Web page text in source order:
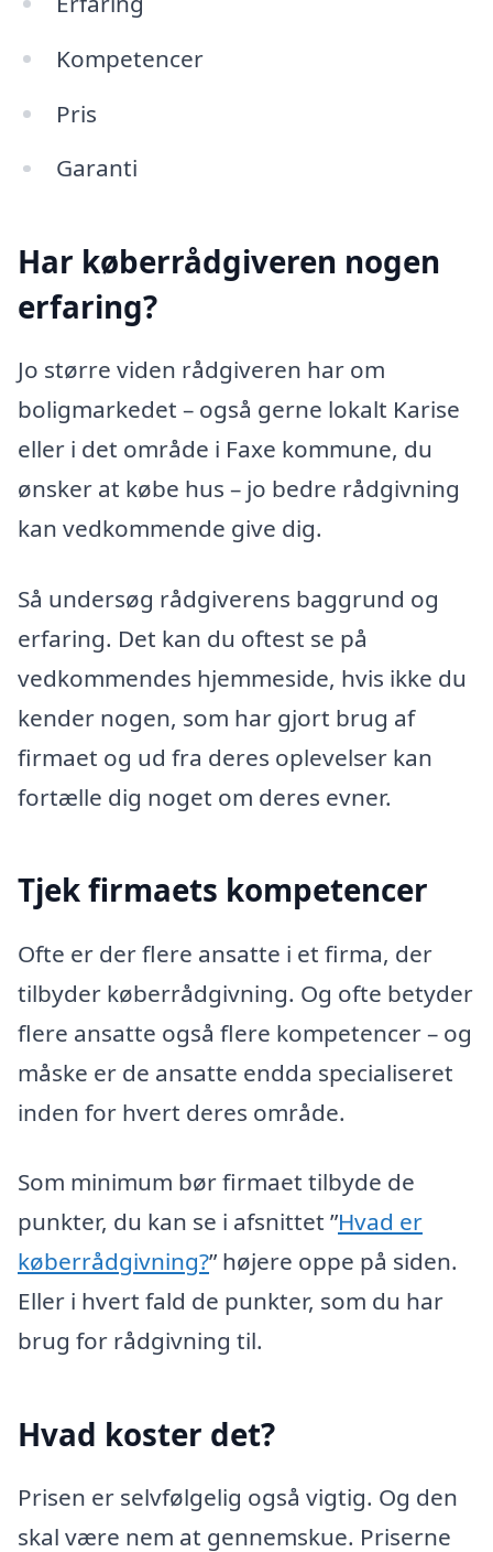
Kompetencer
Pris
Garanti
Har køberrådgiveren nogen
erfaring?
Jo større viden rådgiveren har om
boligmarkedet – også gerne lokalt Karise
eller i det område i Faxe kommune, du
ønsker at købe hus – jo bedre rådgivning
kan vedkommende give dig.
Så undersøg rådgiverens baggrund og
erfaring. Det kan du oftest se på
vedkommendes hjemmeside, hvis ikke du
kender nogen, som har gjort brug af
firmaet og ud fra deres oplevelser kan
fortælle dig noget om deres evner.
Tjek firmaets kompetencer
Ofte er der flere ansatte i et firma, der
tilbyder køberrådgivning. Og ofte betyder
flere ansatte også flere kompetencer – og
måske er de ansatte endda specialiseret
inden for hvert deres område.
Som minimum bør firmaet tilbyde de
punkter, du kan se i afsnittet ”Hvad er
køberrådgivning?” højere oppe på siden.
Eller i hvert fald de punkter, som du har
brug for rådgivning til.
Hvad koster det?
Prisen er selvfølgelig også vigtig. Og den
skal være nem at gennemskue. Priserne